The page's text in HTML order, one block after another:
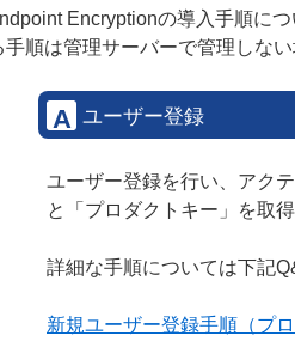
Encryptionの導入手順に
順は管理サーバーで管理しな
A ユーザー登録
ユーザー登録を行い、アク
と「プロダクトキー」を取
詳細な手順については下記
新規ユーザー登録手順（プ